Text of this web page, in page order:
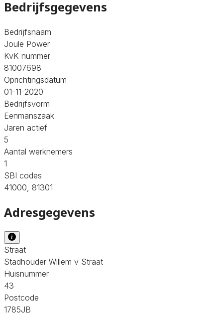
Bedrijfsgegevens
Bedrijfsnaam
Joule Power
KvK nummer
81007698
Oprichtingsdatum
01-11-2020
Bedrijfsvorm
Eenmanszaak
Jaren actief
5
Aantal werknemers
1
SBI codes
41000, 81301
Adresgegevens
Straat
Stadhouder Willem v Straat
Huisnummer
43
Postcode
1785JB